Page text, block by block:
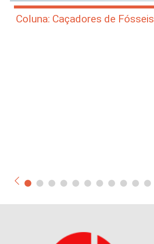
Coluna: Caçadores de Fósseis